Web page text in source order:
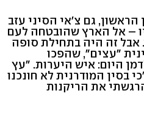
גם צ'אי הסיני עזב
– אל הארץ שהובטחה לעם
אבל זה היה בתחילת סופה
"עצים", שהפכו
היום: איש היערות. "עץ
בסין המודרנית לא חונכנו
את הריקנות